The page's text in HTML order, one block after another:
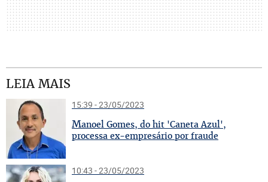
LEIA MAIS
15:39 - 23/05/2023
Manoel Gomes, do hit 'Caneta Azul',
processa ex-empresário por fraude
10:43 - 23/05/2023